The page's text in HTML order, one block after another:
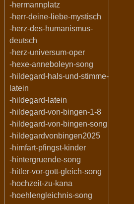
-hermannplatz
-herr-deine-liebe-mystisch
-herz-des-humanismus-
deutsch
-herz-universum-oper
-hexe-anneboleyn-song
-hildegard-hals-und-stimme-
latein
-hildegard-latein
-hildegard-von-bingen-1-8
-hildegard-von-bingen-song
-hildegardvonbingen2025
-himfart-pfingst-kinder
-hintergruende-song
-hitler-vor-gott-gleich-song
-hochzeit-zu-kana
-hoehlengleichnis-song